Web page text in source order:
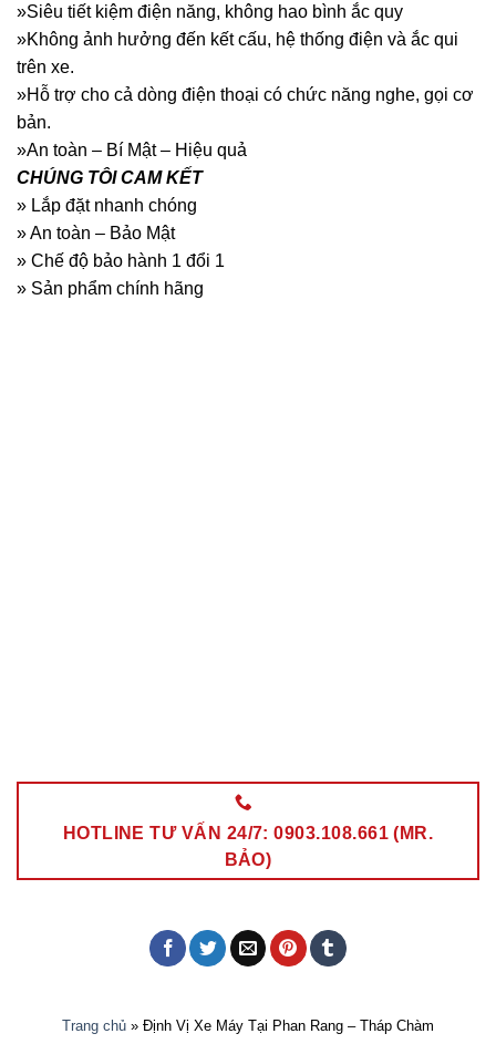
»Siêu tiết kiệm điện năng, không hao bình ắc quy
»Không ảnh hưởng đến kết cấu, hệ thống điện và ắc qui
trên xe.
»Hỗ trợ cho cả dòng điện thoại có chức năng nghe, gọi cơ
bản.
»An toàn – Bí Mật – Hiệu quả
CHÚNG TÔI CAM KẾT
» Lắp đặt nhanh chóng
» An toàn – Bảo Mật
» Chế độ bảo hành 1 đổi 1
» Sản phẩm chính hãng
HOTLINE TƯ VẤN 24/7: 0903.108.661 (MR.
BẢO)
Trang chủ » Định Vị Xe Máy Tại Phan Rang – Tháp Chàm